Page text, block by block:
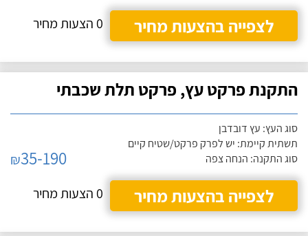
לצפייה בהצעות מחיר
0 הצעות מחיר
התקנת פרקט עץ, פרקט תלת שכבתי
סוג העץ: עץ דובדבן
תשתית קיימת: יש לפרק פרקט/שטיח קיים
סוג התקנה: הנחה צפה
₪35-190
לצפייה בהצעות מחיר
0 הצעות מחיר